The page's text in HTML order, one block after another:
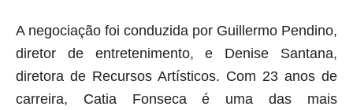
A negociação foi conduzida por Guillermo Pendino,
diretor de entretenimento, e Denise Santana,
diretora de Recursos Artísticos. Com 23 anos de
carreira, Catia Fonseca é uma das mais